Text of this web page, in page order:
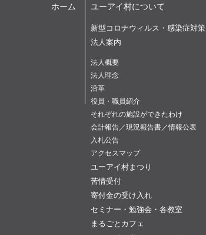
ホーム ユーアイ村について
新型コロナウィルス・感染症対策
法人案内
法人概要
法人理念
沿革
役員・職員紹介
それぞれの施設ができたわけ
会計報告／現況報告書／情報公表
入札公告
アクセスマップ
ユーアイ村まつり
苦情受付
寄付金の受け入れ
セミナー・勉強会・各教室
まるごとカフェ